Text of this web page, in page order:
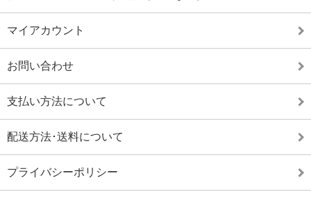
マイアカウント
お問い合わせ
支払い方法について
配送方法･送料について
プライバシーポリシー